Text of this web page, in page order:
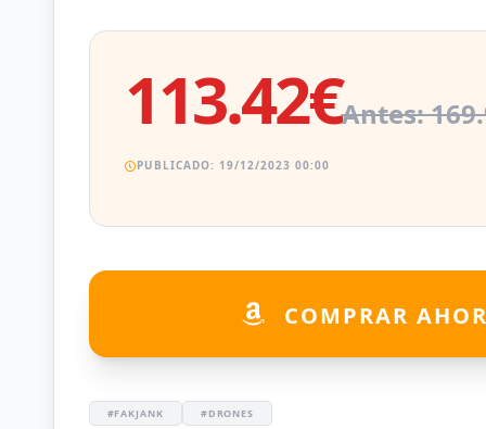
113.42€Antes:
PUBLICADO: 19/12/2023 00:00
COMPRAR
#FAKJANK #DRONES